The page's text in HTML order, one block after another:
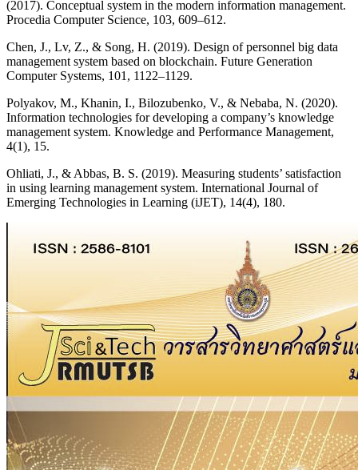
(2017). Conceptual system in the modern information management.
Procedia Computer Science, 103, 609–612.
Chen, J., Lv, Z., & Song, H. (2019). Design of personnel big data
management system based on blockchain. Future Generation
Computer Systems, 101, 1122–1129.
Polyakov, M., Khanin, I., Bilozubenko, V., & Nebaba, N. (2020).
Information technologies for developing a company’s knowledge
management system. Knowledge and Performance Management,
4(1), 15.
Ohliati, J., & Abbas, B. S. (2019). Measuring students’ satisfaction
in using learning management system. International Journal of
Emerging Technologies in Learning (iJET), 14(4), 180.